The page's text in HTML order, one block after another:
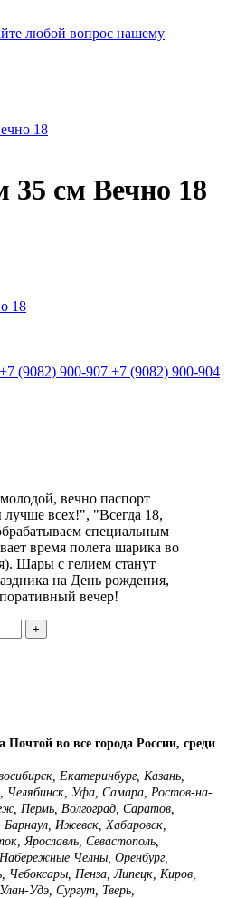
любой вопрос нашему
18
см Вечно 18
+7 (9082) 900-907 +7 (9082) 900-904
вечно паспорт
всех!", "Всегда 18,
специальным
время полета шарика во
Шары с гелием станут
на День рождения,
вечер!
+
во все города России, среди
Екатеринбург, Казань,
Челябинск, Уфа, Самара, Ростов-на-
Пермь, Волгоград, Саратов,
Ижевск, Хабаровск,
Ярославль, Севастополь,
Челны, Оренбург,
Чебоксары, Пенза, Липецк, Киров,
Удэ, Сургут, Тверь,